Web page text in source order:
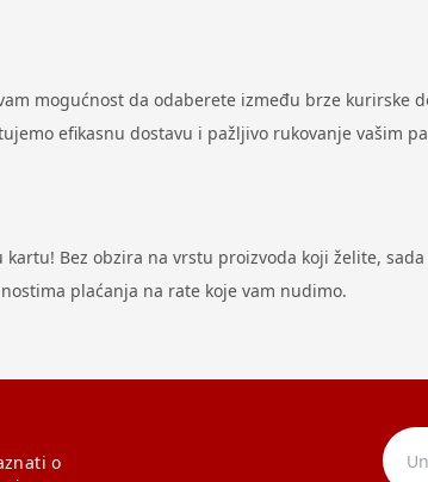
mogućnost da odaberete između brze kurirske
efikasnu dostavu i pažljivo rukovanje vašim
Bez obzira na vrstu proizvoda koji želite,
plaćanja na rate koje vam nudimo.
o